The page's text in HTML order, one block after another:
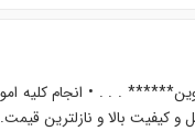
. . . • انجام کلیه
کیفیت بالا و نازلترین